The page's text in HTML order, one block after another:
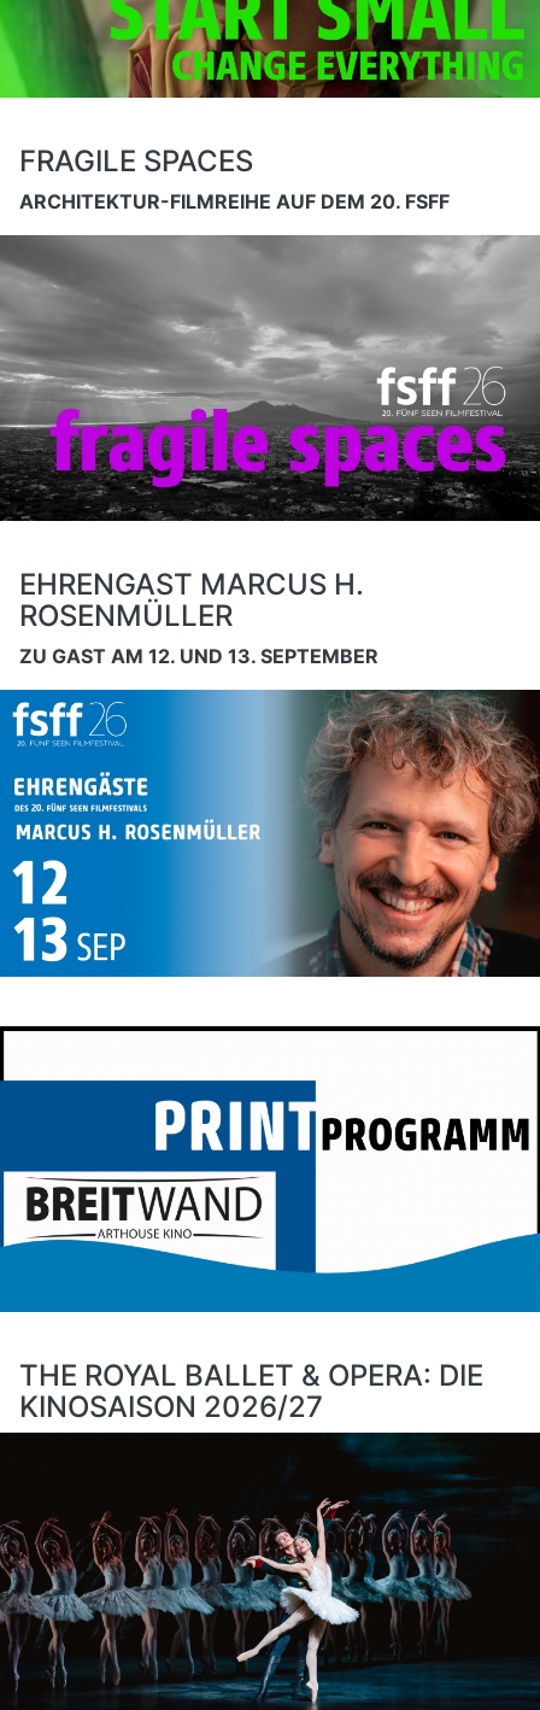
FRAGILE SPACES
ARCHITEKTUR-FILMREIHE AUF DEM 20. FSFF
EHRENGAST MARCUS H.
ROSENMÜLLER
ZU GAST AM 12. UND 13. SEPTEMBER
THE ROYAL BALLET & OPERA: DIE
KINOSAISON 2026/27